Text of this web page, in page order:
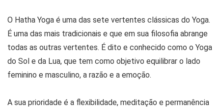
O Hatha Yoga é uma das sete vertentes clássicas do Yoga.
É uma das mais tradicionais e que em sua filosofia abrange
todas as outras vertentes. É dito e conhecido como o Yoga
do Sol e da Lua, que tem como objetivo equilibrar o lado
feminino e masculino, a razão e a emoção.
A sua prioridade é a flexibilidade, meditação e permanência